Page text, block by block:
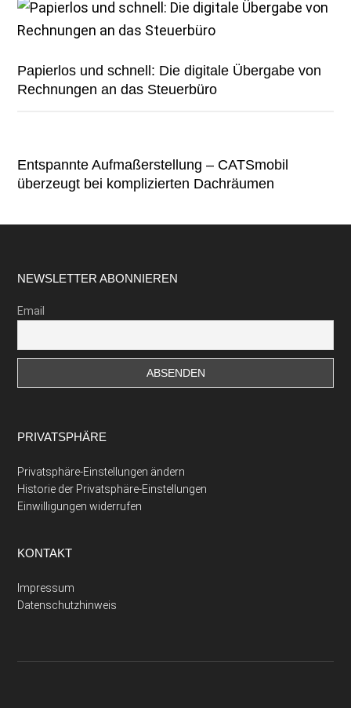
Papierlos und schnell: Die digitale Übergabe von
Rechnungen an das Steuerbüro
Entspannte Aufmaßerstellung – CATSmobil
überzeugt bei komplizierten Dachräumen
Footer
NEWSLETTER ABONNIEREN
Email
PRIVATSPHÄRE
Privatsphäre-Einstellungen ändern
Historie der Privatsphäre-Einstellungen
Einwilligungen widerrufen
KONTAKT
Impressum
Datenschutzhinweis